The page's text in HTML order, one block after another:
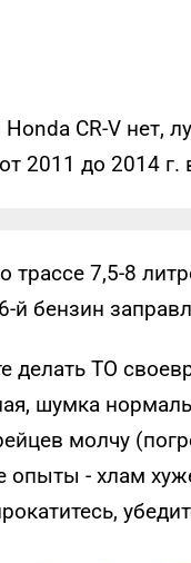
CR-V нет,
2011 до 2014 г.
трассе 7,5-8
й бензин
ТО
шумка
молчу
- хлам